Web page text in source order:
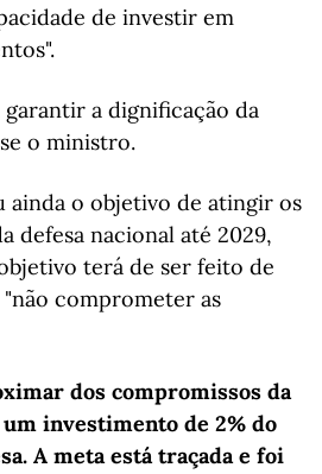
de investir em
garantir a dignificação da
o ministro.
o objetivo de atingir os
defesa nacional até 2029,
terá de ser feito de
comprometer as
dos compromissos da
investimento de 2% do
A meta está traçada e foi